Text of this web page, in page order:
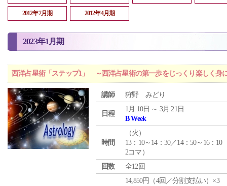
2012年7月期 2012年4月期
2023年1月期
西洋占星術「ステップ1」 ～西洋占星術の第一歩をじっくり楽しく身
講師 狩野 みどり
日程
1月 10日 ～ 3月 21日
B Week
時間
（火 ）
13：10～14：30／14：50～16：10
2コマ）
回数
全12回
14,850円（4回／分割支払い）×3